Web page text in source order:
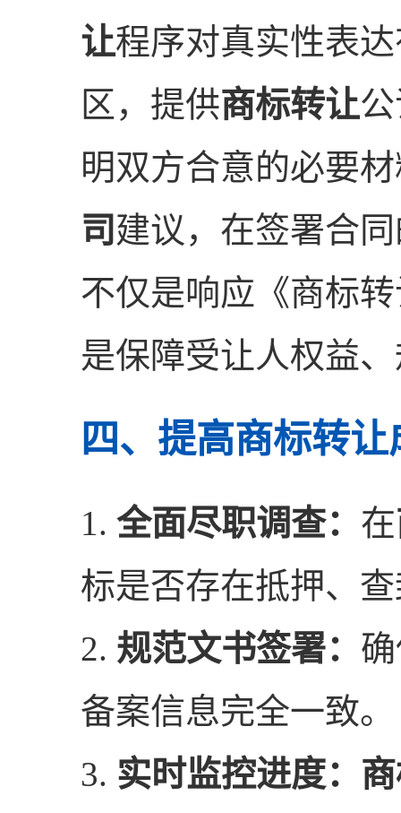
让程序对真实性表
区，提供商标转让
明双方合意的必要
司 建议，在签署合
不仅是响应《商标
是保障受让人权益
四、提高商标转
1. 全面尽职调查： 在
标是否存在抵押、
2. 规范文书签署：
备案信息完全一致。
3. 实时监控进度：